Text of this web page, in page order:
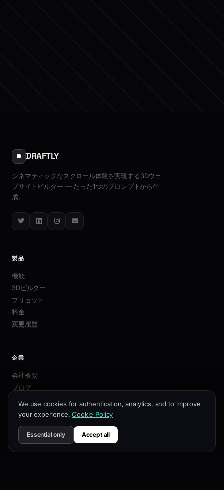
DRAFTLY
シネマティックなスクロール体験を実現する3Dウェ
ブサイトビルダー — たった1つのプロンプトから生
成。
TwitterLinkedInInstagram
Email
製品
機能
3Dビルダー
プリセット
料金
変更履歴
企業
会社概要
ブログ
お問い合わせ
リソース
ドキュメント
We use cookies for authentication, analytics, and to improve
your experience. Cookie Policy
Essential only Accept all